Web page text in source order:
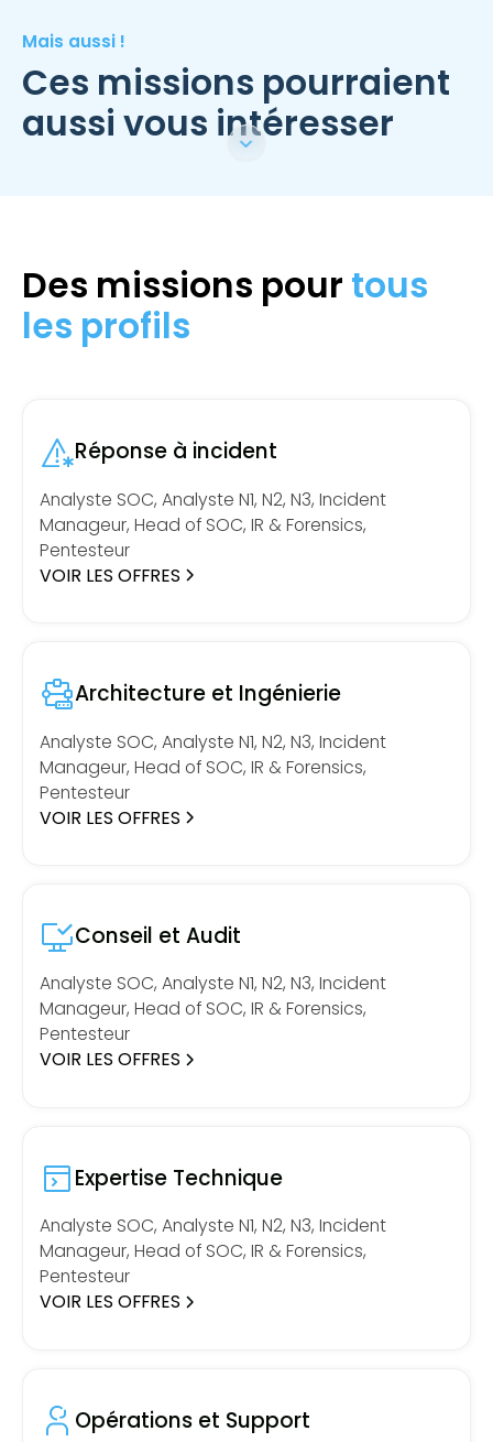
Mais aussi !
Ces missions pourraient
aussi vous intéresser
Des missions pour tous
les profils
Réponse à incident
Analyste SOC, Analyste N1, N2, N3, Incident
Manageur, Head of SOC, IR & Forensics,
Pentesteur
VOIR LES OFFRES
Architecture et Ingénierie
Analyste SOC, Analyste N1, N2, N3, Incident
Manageur, Head of SOC, IR & Forensics,
Pentesteur
VOIR LES OFFRES
Conseil et Audit
Analyste SOC, Analyste N1, N2, N3, Incident
Manageur, Head of SOC, IR & Forensics,
Pentesteur
VOIR LES OFFRES
Expertise Technique
Analyste SOC, Analyste N1, N2, N3, Incident
Manageur, Head of SOC, IR & Forensics,
Pentesteur
VOIR LES OFFRES
Opérations et Support